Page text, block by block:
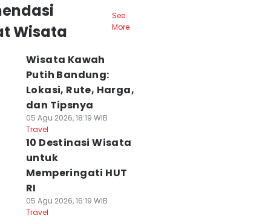
Wisata
See
More
Wisata Kawah
Putih Bandung:
Lokasi, Rute, Harga,
dan Tipsnya
05 Agu 2026, 18:19 WIB
Travel
10 Destinasi Wisata
untuk
Memperingati HUT
RI
05 Agu 2026, 16:19 WIB
Travel